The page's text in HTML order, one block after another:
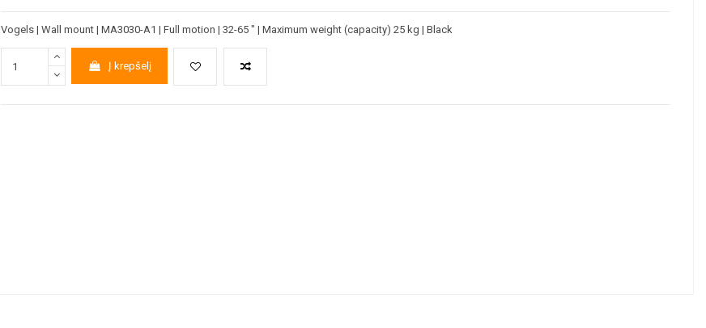
Vogels | Wall mount | MA3030-A1 | Full motion | 32-65 " | Maximum weight (capacity) 25 kg | Black
Į krepšelį